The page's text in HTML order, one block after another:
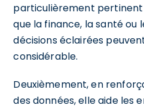
particulièrement
que la finance, la santé ou
décisions éclairées
considérable.
Deuxièmement, en
des données, elle aide les